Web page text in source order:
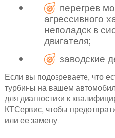
перегрев
агрессивного
неполадок в
двигателя;
заводские
Если вы подозреваете, что
турбины на вашем
для диагностики к
КТСервис, чтобы
или ее замену.